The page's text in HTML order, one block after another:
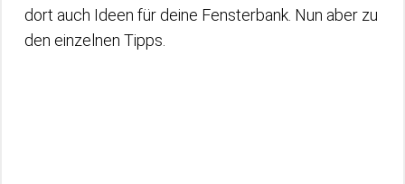
dort auch Ideen für deine Fensterbank. Nun aber zu
den einzelnen Tipps.